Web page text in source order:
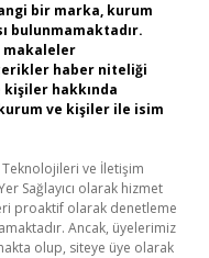
bir marka, kurum
bulunmamaktadır.
makaleler
haber niteliği
hakkında
ve kişiler ile isim
Teknolojileri ve İletişim
Sağlayıcı olarak hizmet
proaktif olarak denetleme
Ancak, üyelerimiz
olup, siteye üye olarak